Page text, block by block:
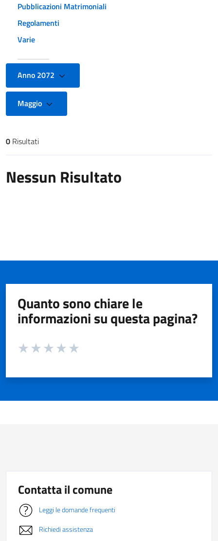
Pubblicazioni Matrimoniali
Regolamenti
Varie
Anno 2072
Maggio
Risultati di ricerca
0 Risultati
Nessun Risultato
Quanto sono chiare le
informazioni su questa pagina?
Valuta da 1 a 5 stelle la pagina
Contatta il comune
Leggi le domande frequenti
Richiedi assistenza